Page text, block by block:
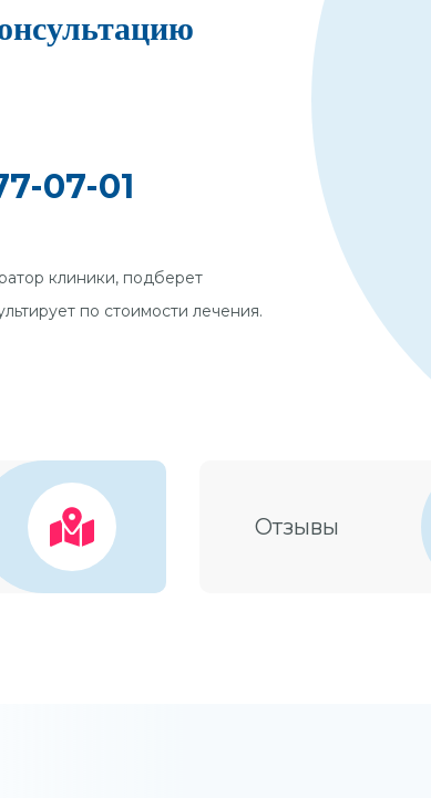
07-01
клиники, подберет
по стоимости лечения.
Отзывы